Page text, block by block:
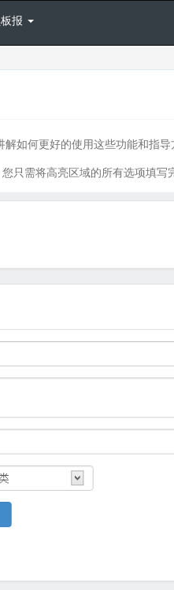
报
如何更好的使用这些功能和指
需将高亮区域的所有选项填写